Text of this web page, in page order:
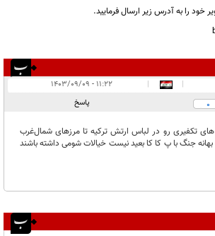
خود را به آدرس زیر ارسال فرمایید.
|
|
۱۱:۲۲ - ۱۴۰۳/۰۹/۰۹
0 پاسخ
های تکفیری رو در لباس ارتش ترکیه تا مرزهای شمال‌غرب
بهانه جنگ با پ کا کا بعید نیست خیالات شومی داشته باشند